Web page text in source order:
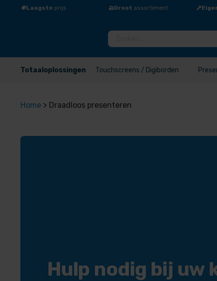
Laagste prijs Groot assortiment
Totaaloplossingen Touchscreens / Digiborden
Home > Draadloos presenteren
Hulp nodig bij uw